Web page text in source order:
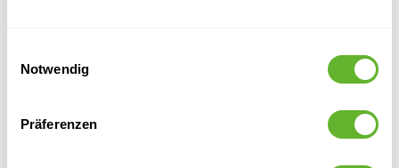
Notwendig
Präferenzen
Alternative Produkte